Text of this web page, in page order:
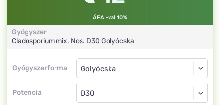
ÁFA -val 10%
Gyógyszer
Cladosporium mix. Nos. D30 Golyócska
Gyógyszerforma
Gyógyszerforma
Potencia
Golyócska
D30